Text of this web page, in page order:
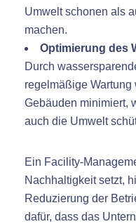
Umwelt schonen als
machen.
Optimierung des
Durch
regelmäßige Wartung
Gebäuden minimiert,
auch die Umwelt
Ein Facility-
Nachhaltigkeit setzt,
Reduzierung der
dafür, dass das